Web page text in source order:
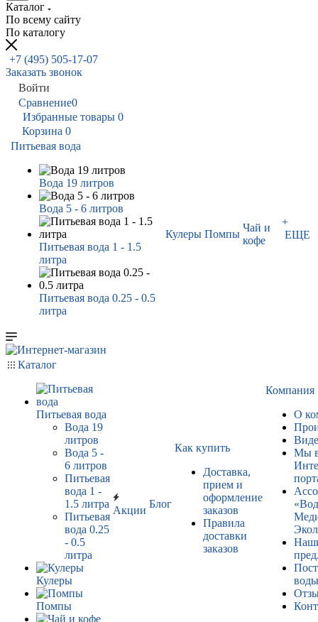
Каталог
По всему сайту
По каталогу
+7 (495) 505-17-07
Заказать звонок
Войти
Сравнение0
Избранные товары 0
Корзина 0
Питьевая вода
Вода 19 литров
Вода 5 - 6 литров
Питьевая вода 1 - 1.5
литра
Питьевая вода 0.25 - 0.5
литра
Кулеры Помпы
Чай и
кофе
+
ЕЩЕ
Каталог
Питьевая вода
Вода 19
литров
Вода 5 -
6 литров
Питьевая
вода 1 -
1.5 литра
Питьевая
вода 0.25
- 0.5
литра
Кулеры
Помпы
Акции
Блог
Как купить
Доставка,
прием и
оформление
заказов
Правила
доставки
заказов
Компания
О
Мы